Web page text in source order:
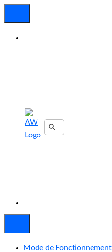
Mode de Fonctionnement